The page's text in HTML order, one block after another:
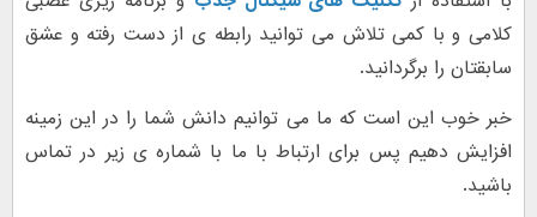
کلامی و با کمی تلاش می توانید رابطه ی از دست رفته و عشق
سابقتان را برگردانید.
خبر خوب این است که ما می توانیم دانش شما را در این زمینه
افزایش دهیم پس برای ارتباط با ما با شماره ی زیر در تماس
باشید.